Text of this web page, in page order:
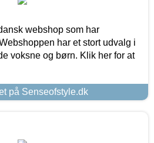
webshop som har
har et stort udvalg i
voksne og børn. Klik her for at
på Senseofstyle.dk